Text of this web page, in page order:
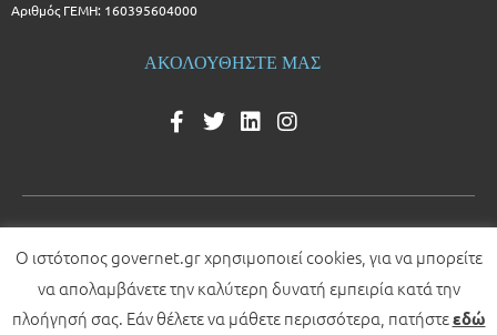
Αριθμός ΓΕΜΗ: 160395604000
ΑΚΟΛΟΥΘΗΣΤΕ ΜΑΣ
© 2026 All rights reserved
Development by
Ο ιστότοπος governet.gr χρησιμοποιεί cookies, για να μπορείτε
να απολαμβάνετε την καλύτερη δυνατή εμπειρία κατά την
πλοήγησή σας. Εάν θέλετε να μάθετε περισσότερα, πατήστεεδώ